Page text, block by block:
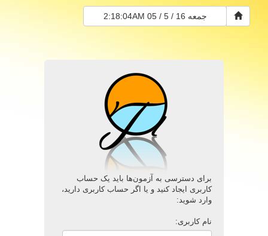
جمعه 16 / 5 / 05 2:18:05AM
برای دسترسی به آزمون‌ها باید یک حساب
کاربری ایجاد کنید و یا اگر حساب کاربری دارید،
وارد شوید:
نام کاربری: